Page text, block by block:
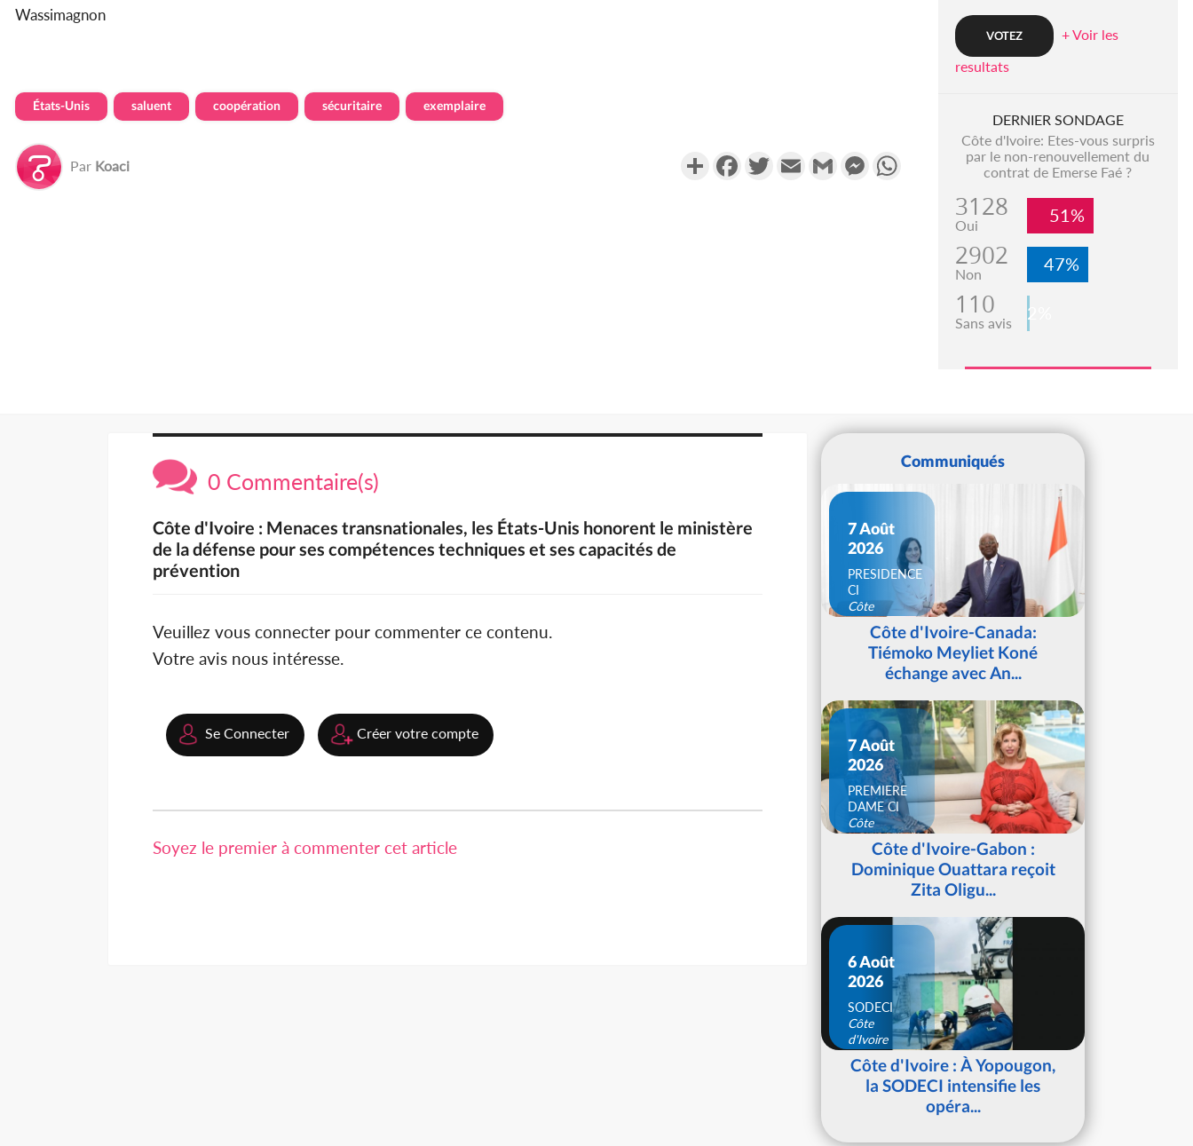
Wassimagnon
États-Unis saluent coopération sécuritaire exemplaire
Par Koaci PartagerFacebookTwitterEmail Gmail MessengerWhatsApp
+ Voir les
resultats
DERNIER SONDAGE
Côte d'Ivoire: Etes-vous surpris
par le non-renouvellement du
contrat de Emerse Faé ?
3128
Oui 51%
2902
Non 47%
110
Sans avis 2%
0 Commentaire(s)
Côte d'Ivoire : Menaces transnationales, les États-Unis honorent le ministère
de la défense pour ses compétences techniques et ses capacités de
prévention
Veuillez vous connecter pour commenter ce contenu.
Votre avis nous intéresse.
Se Connecter Créer votre compte
Soyez le premier à commenter cet article
Communiqués
7 Août
2026
PRESIDENCE
CI
Côte
d'IvoireCôte d'Ivoire-Canada:
Tiémoko Meyliet Koné
échange avec An...
7 Août
2026
PREMIERE
DAME CI
Côte
d'IvoireCôte d'Ivoire-Gabon :
Dominique Ouattara reçoit
Zita Oligu...
6 Août
2026
SODECI
Côte
d'Ivoire
Côte d'Ivoire : À Yopougon,
la SODECI intensifie les
opéra...